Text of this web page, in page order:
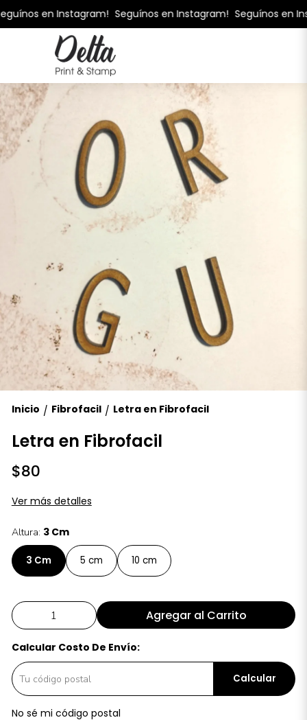
en Instagram! Seguínos en Instagram! Seguínos en
Inicio / Fibrofacil / Letra en Fibrofacil
Letra en Fibrofacil
$80
Ver más detalles
Altura: 3 Cm
3 Cm 5 cm 10 cm
Agregar al Carrito
Calcular Costo De Envío:
Calcular
No sé mi código postal